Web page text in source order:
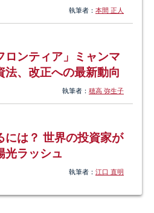
執筆者： 本間 正人
ロンティア」ミャンマ
法、改正への最新動向
執筆者： 穂高 弥生子
には？ 世界の投資家が
光ラッシュ
執筆者： 江口 直明